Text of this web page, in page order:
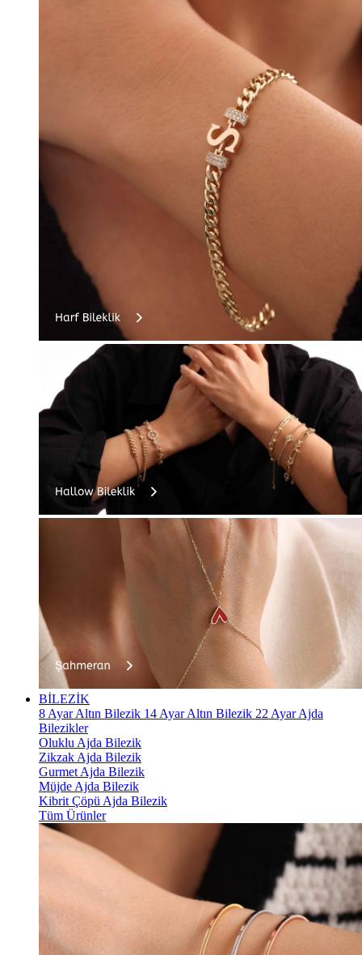
BİLEZİK
8 Ayar Altın Bilezik 14 Ayar Altın Bilezik 22 Ayar Ajda
Bilezikler
Oluklu Ajda Bilezik
Zikzak Ajda Bilezik
Gurmet Ajda Bilezik
Müjde Ajda Bilezik
Kibrit Çöpü Ajda Bilezik
Tüm Ürünler